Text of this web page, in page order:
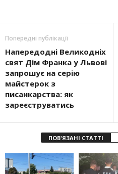
Попередні публікації
Напередодні Великодніх
свят Дім Франка у Львові
запрошує на серію
майстерок з
писанкарства: як
зареєструватись
ПОВ'ЯЗАНІ СТАТТІ